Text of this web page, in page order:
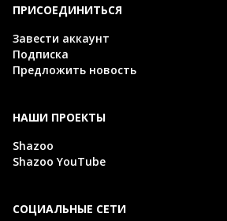
ПРИСОЕДИНИТЬСЯ
Завести аккаунт
Подписка
Предложить новость
НАШИ ПРОЕКТЫ
Shazoo
Shazoo YouTube
СОЦИАЛЬНЫЕ СЕТИ